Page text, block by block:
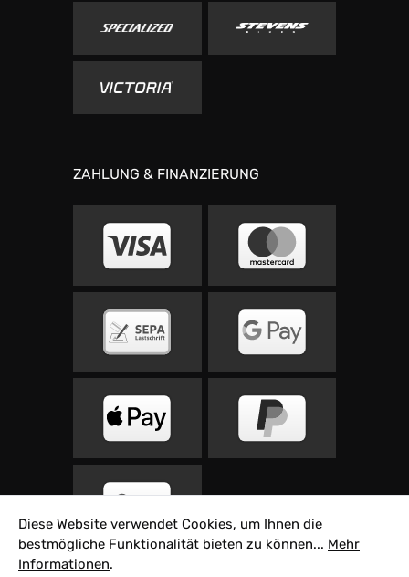
ZAHLUNG & FINANZIERUNG
Diese Website verwendet Cookies, um Ihnen die
bestmögliche Funktionalität bieten zu können... Mehr
Informationen.